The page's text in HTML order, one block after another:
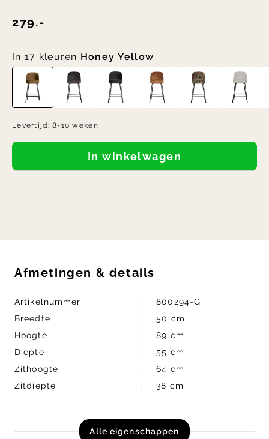
279.-
In 17 kleuren Honey Yellow
Levertijd:8-10 weken
In winkelwagen
Afmetingen & details
Artikelnummer
800294-G
Breedte
50 cm
Hoogte
89 cm
Diepte
55 cm
Zithoogte
64 cm
Zitdiepte
38 cm
Alle eigenschappen